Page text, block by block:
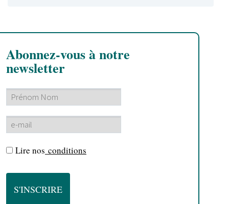
Abonnez-vous à notre
newsletter
Lire nos conditions